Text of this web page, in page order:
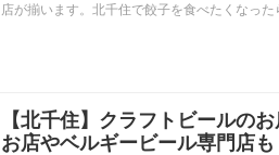
店が揃います。北千住で餃子を食べたくなった
【北千住】クラフトビールの
お店やベルギービール専門店も